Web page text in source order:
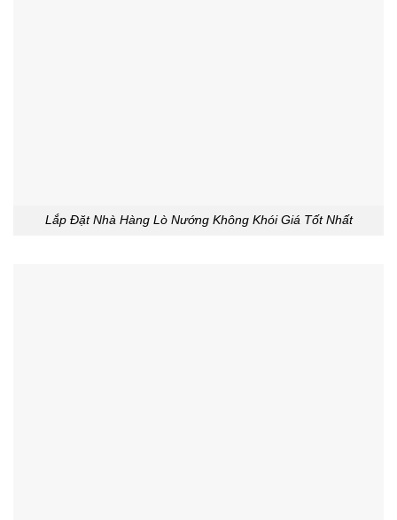
Lắp Đặt Nhà Hàng Lò Nướng Không Khói Giá Tốt Nhất